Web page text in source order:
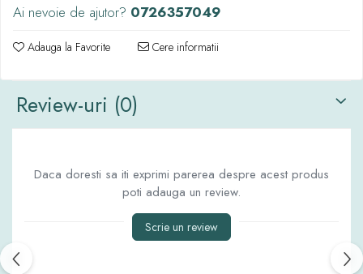
Ai nevoie de ajutor? 0726357049
Adauga la Favorite Cere informatii
Review-uri (0)
Daca doresti sa iti exprimi parerea despre acest produs
poti adauga un review.
Scrie un review